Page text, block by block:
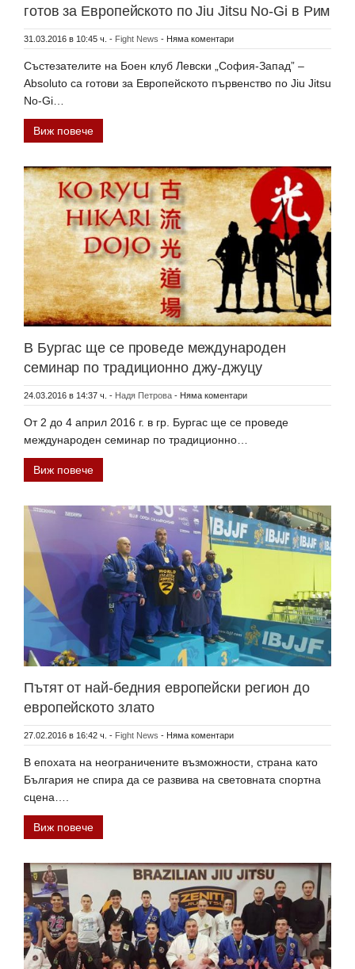
готов за Европейското по Jiu Jitsu No-Gi в Рим
31.03.2016 в 10:45 ч. - Fight News - Няма коментари
Състезателите на Боен клуб Левски „София-Запад” –
Absoluto са готови за Европейското първенство по Jiu Jitsu
No-Gi…
Виж повече
В Бургас ще се проведе международен
семинар по традиционно джу-джуцу
24.03.2016 в 14:37 ч. - Надя Петрова - Няма коментари
От 2 до 4 април 2016 г. в гр. Бургас ще се проведе
международен семинар по традиционно…
Виж повече
Пътят от най-бедния европейски регион до
европейското злато
27.02.2016 в 16:42 ч. - Fight News - Няма коментари
В епохата на неограничените възможности, страна като
България не спира да се развива на световната спортна
сцена….
Виж повече